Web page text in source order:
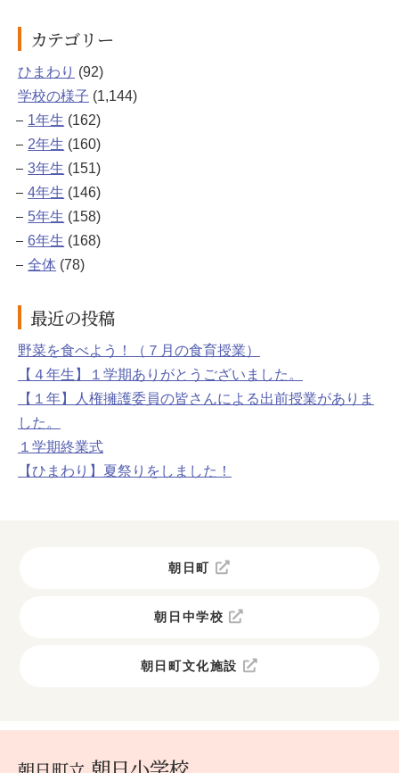
カテゴリー
ひまわり (92)
学校の様子 (1,144)
1年生 (162)
2年生 (160)
3年生 (151)
4年生 (146)
5年生 (158)
6年生 (168)
全体 (78)
最近の投稿
野菜を食べよう！（７月の食育授業）
【４年生】１学期ありがとうございました。
【１年】人権擁護委員の皆さんによる出前授業がありま
した。
１学期終業式
【ひまわり】夏祭りをしました！
朝日町
朝日中学校
朝日町文化施設